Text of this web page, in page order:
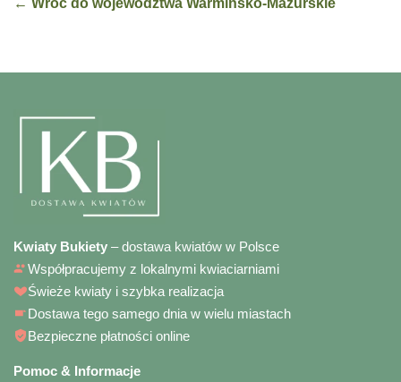
← Wróć do województwa Warmińsko-Mazurskie
Kwiaty Bukiety – dostawa kwiatów w Polsce
Współpracujemy z lokalnymi kwiaciarniami
Świeże kwiaty i szybka realizacja
Dostawa tego samego dnia w wielu miastach
Bezpieczne płatności online
Pomoc & Informacje